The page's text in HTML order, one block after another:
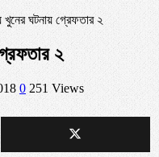
খুনের ঘটনায় গ্রেফতার ২
২
0 251 Views